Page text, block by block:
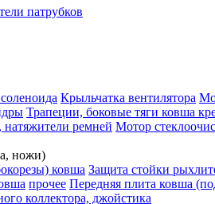
патрубков
Крыльчатка вентилятора
Трапеции, боковые тяги ковша
ремней Мотор
ножи)
ковша Защита стойки
прочее Передняя плита ковша
коллектора, джойстика